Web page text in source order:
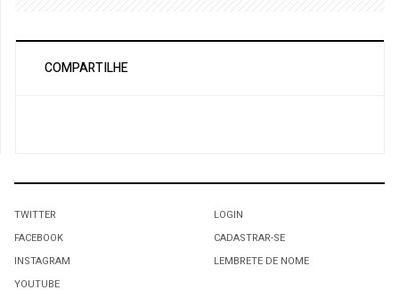
COMPARTILHE
TWITTER
FACEBOOK
INSTAGRAM
YOUTUBE
LOGIN
CADASTRAR-SE
LEMBRETE DE NOME